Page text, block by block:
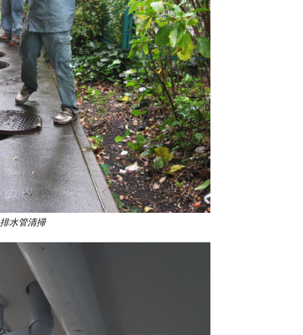
排水管清掃